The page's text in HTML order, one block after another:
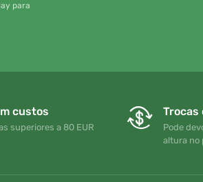
para
custos
superiores a 80 EUR
Trocas
Pode
altura no